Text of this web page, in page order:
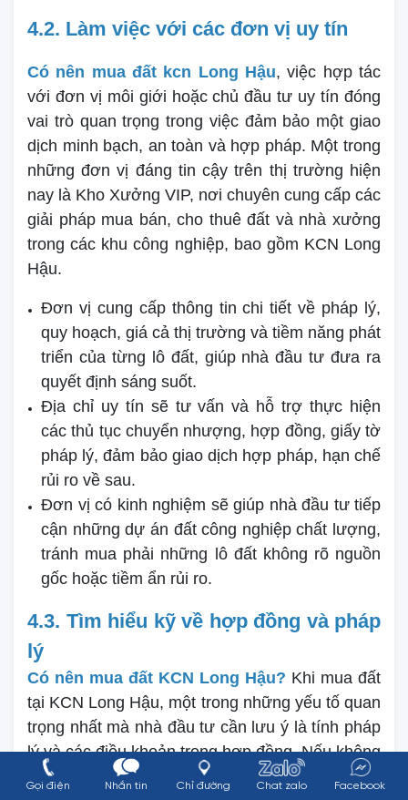
4.2. Làm việc với các đơn vị uy tín
Có nên mua đất kcn Long Hậu, việc hợp tác
với đơn vị môi giới hoặc chủ đầu tư uy tín đóng
vai trò quan trọng trong việc đảm bảo một giao
dịch minh bạch, an toàn và hợp pháp. Một trong
những đơn vị đáng tin cậy trên thị trường hiện
nay là Kho Xưởng VIP, nơi chuyên cung cấp các
giải pháp mua bán, cho thuê đất và nhà xưởng
trong các khu công nghiệp, bao gồm KCN Long
Hậu.
Đơn vị cung cấp thông tin chi tiết về pháp lý,
quy hoạch, giá cả thị trường và tiềm năng phát
triển của từng lô đất, giúp nhà đầu tư đưa ra
quyết định sáng suốt.
Địa chỉ uy tín sẽ tư vấn và hỗ trợ thực hiện
các thủ tục chuyển nhượng, hợp đồng, giấy tờ
pháp lý, đảm bảo giao dịch hợp pháp, hạn chế
rủi ro về sau.
Đơn vị có kinh nghiệm sẽ giúp nhà đầu tư tiếp
cận những dự án đất công nghiệp chất lượng,
tránh mua phải những lô đất không rõ nguồn
gốc hoặc tiềm ẩn rủi ro.
4.3. Tìm hiểu kỹ về hợp đồng và pháp
lý
Có nên mua đất KCN Long Hậu? Khi mua đất
tại KCN Long Hậu, một trong những yếu tố quan
trọng nhất mà nhà đầu tư cần lưu ý là tính pháp
lý và các điều khoản trong hợp đồng. Nếu không
nắm rõ thông tin hoặc kiểm tra cẩn thận các giấy
Gọi điện Nhắn tin Chỉ đường Chat zalo Facebook